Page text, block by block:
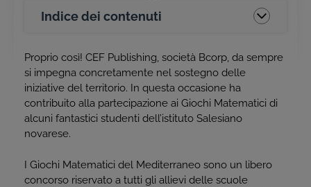
Indice dei contenuti
Proprio così! CEF Publishing, società Bcorp, da sempre
si impegna concretamente nel sostegno delle
iniziative del territorio. In questa occasione ha
contribuito alla partecipazione ai Giochi Matematici di
alcuni fantastici studenti dell’istituto Salesiano
novarese.
I Giochi Matematici del Mediterraneo sono un libero
concorso riservato a tutti gli allievi delle scuole